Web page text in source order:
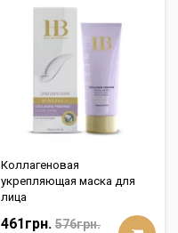
Коллагеновая
укрепляющая маска для
лица
461грн. 576грн.